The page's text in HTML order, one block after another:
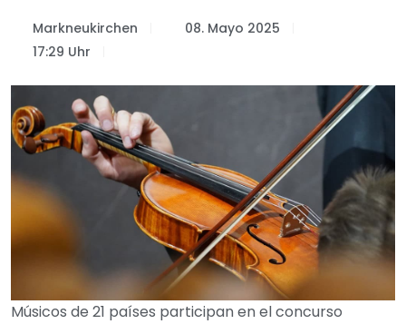
Markneukirchen
08. Mayo 2025
17:29 Uhr
Músicos de 21 países participan en el concurso